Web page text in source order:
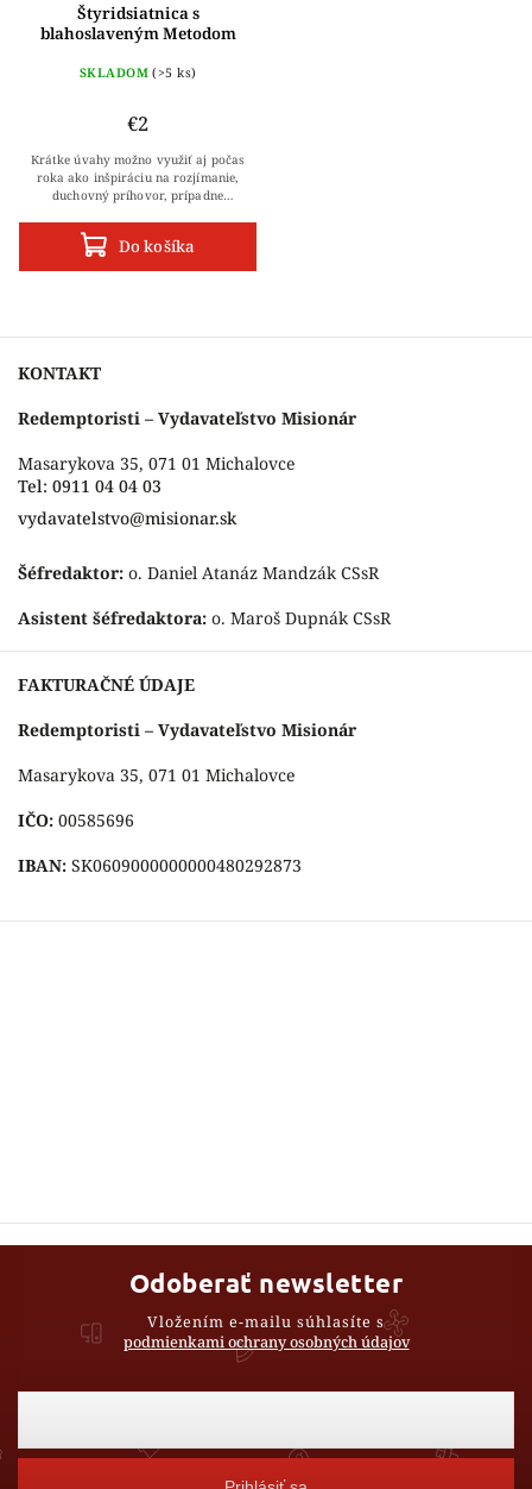
Štyridsiatnica s
blahoslaveným Metodom
SKLADOM (>5 ks)
€2
Do košíka
Krátke úvahy možno využiť aj počas
roka ako inšpiráciu na rozjímanie,
duchovný príhovor, prípadne
spoločnej modlitby.
KONTAKT
Redemptoristi – Vydavateľstvo Misionár
Masarykova 35, 071 01 Michalovce
Tel: 0911 04 04 03
vydavatelstvo@misionar.sk
Šéfredaktor: o. Daniel Atanáz Mandzák CSsR
Asistent šéfredaktora: o. Maroš Dupnák CSsR
FAKTURAČNÉ ÚDAJE
Redemptoristi – Vydavateľstvo Misionár
Masarykova 35, 071 01 Michalovce
IČO: 00585696
IBAN: SK0609000000000480292873
Odoberať newsletter
Vložením e-mailu súhlasíte s
podmienkami ochrany osobných údajov